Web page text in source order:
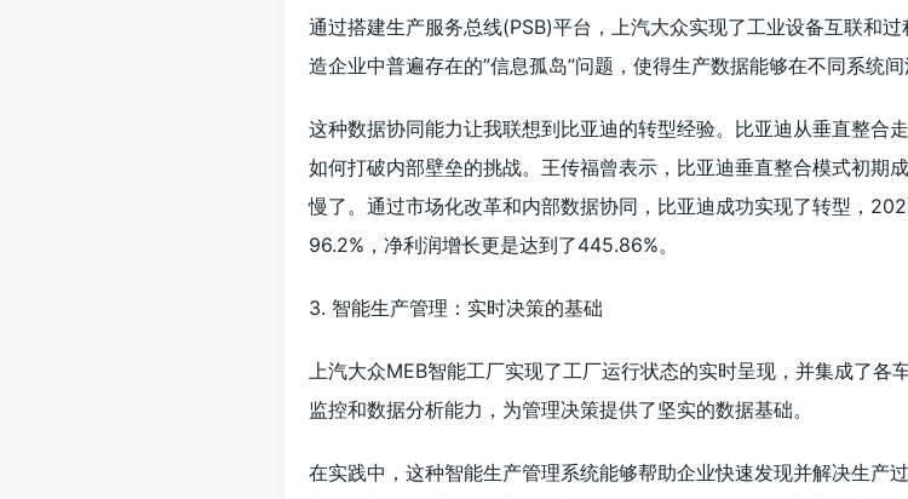
通过搭建生产服务总线(PSB)平台，上汽大众实现了工业设备互联和
造企业中普遍存在的”信息孤岛”问题，使得生产数据能够在不同系统间
这种数据协同能力让我联想到比亚迪的转型经验。比亚迪从垂直整合
如何打破内部壁垒的挑战。王传福曾表示，比亚迪垂直整合模式初期
慢了。通过市场化改革和内部数据协同，比亚迪成功实现了转型，
96.2%，净利润增长更是达到了445.86%。
3. 智能生产管理：实时决策的基础
上汽大众MEB智能工厂实现了工厂运行状态的实时呈现，并集成了各
监控和数据分析能力，为管理决策提供了坚实的数据基础。
在实践中，这种智能生产管理系统能够帮助企业快速发现并解决生产